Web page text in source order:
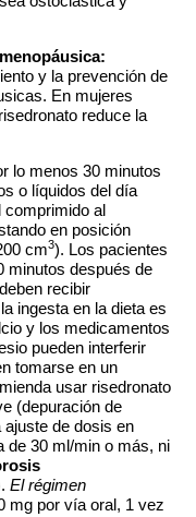
y la prevención de
En mujeres
reduce la
lo menos 30 minutos
o líquidos del día
comprimido al
en posición
cm3). Los pacientes
minutos después de
recibir
ingesta en la dieta es
y los medicamentos
pueden interferir
tomarse en un
usar risedronato
(depuración de
de dosis en
de 30 ml/min o más, ni
El régimen
mg por vía oral, 1 vez